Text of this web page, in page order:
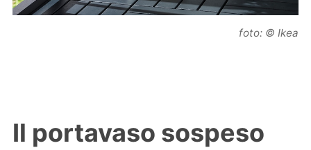
foto: © Ikea
Il portavaso sospeso